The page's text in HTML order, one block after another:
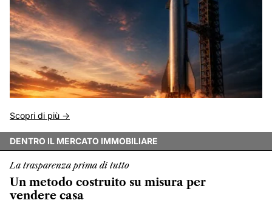
Scopri di più ->
DENTRO IL MERCATO IMMOBILIARE
La trasparenza prima di tutto
Un metodo costruito su misura per
vendere casa